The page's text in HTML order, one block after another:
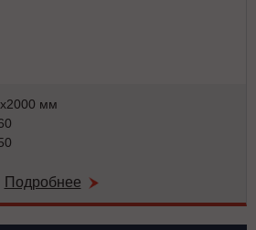
мм
Подробнее